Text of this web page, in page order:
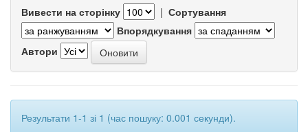
Вивести на сторінку | Сортування
Впорядкування
Автори
Результати 1-1 зі 1 (час пошуку: 0.001 секунди).